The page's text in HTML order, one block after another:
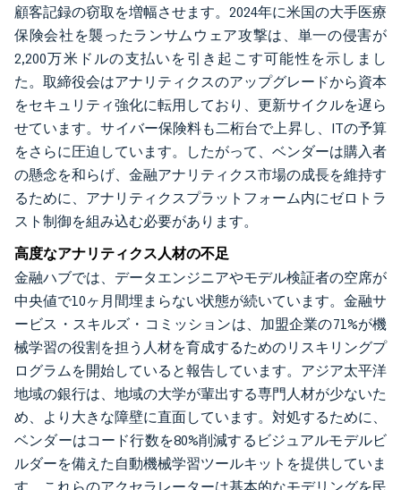
顧客記録の窃取を増幅させます。2024年に米国の大手医療
保険会社を襲ったランサムウェア攻撃は、単一の侵害が
2,200万米ドルの支払いを引き起こす可能性を示しまし
た。取締役会はアナリティクスのアップグレードから資本
をセキュリティ強化に転用しており、更新サイクルを遅ら
せています。サイバー保険料も二桁台で上昇し、ITの予算
をさらに圧迫しています。したがって、ベンダーは購入者
の懸念を和らげ、金融アナリティクス市場の成長を維持す
るために、アナリティクスプラットフォーム内にゼロトラ
スト制御を組み込む必要があります。
高度なアナリティクス人材の不足
金融ハブでは、データエンジニアやモデル検証者の空席が
中央値で10ヶ月間埋まらない状態が続いています。金融サ
ービス・スキルズ・コミッションは、加盟企業の71%が機
械学習の役割を担う人材を育成するためのリスキリングプ
ログラムを開始していると報告しています。アジア太平洋
地域の銀行は、地域の大学が輩出する専門人材が少ないた
め、より大きな障壁に直面しています。対処するために、
ベンダーはコード行数を80%削減するビジュアルモデルビ
ルダーを備えた自動機械学習ツールキットを提供していま